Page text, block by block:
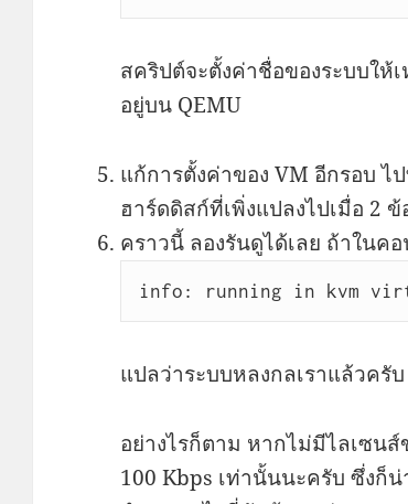
สคริปต์จะตั้งค่าชื่อของระบบให้
อยู่บน QEMU
แก้การตั้งค่าของ VM อีกรอบ ไ
ฮาร์ดดิสก์ที่เพิ่งแปลงไปเมื่อ 2
คราวนี้ ลองรันดูได้เลย ถ้าในค
info: running in kvm
แปลว่าระบบหลงกลเราแล้วครับ
อย่างไรก็ตาม หากไม่มีไลเซน
100 Kbps เท่านั้นนะครับ ซึ่งก็